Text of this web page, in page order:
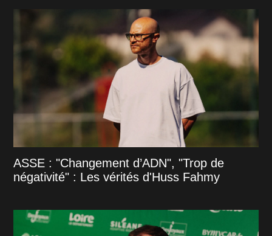
ASSE : "Changement d’ADN", "Trop de
négativité" : Les vérités d'Huss Fahmy